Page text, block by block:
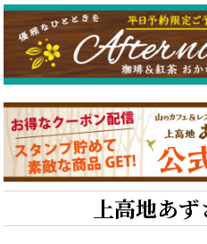
上高地あ